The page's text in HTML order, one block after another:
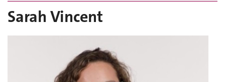
Sarah Vincent